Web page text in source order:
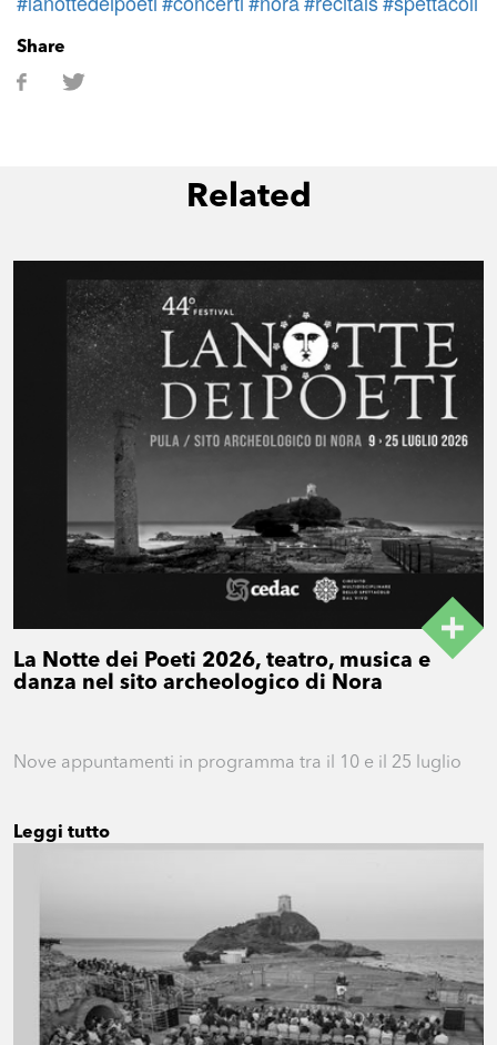
Share
Related
La Notte dei Poeti 2026, teatro, musica e
danza nel sito archeologico di Nora
Nove appuntamenti in programma tra il 10 e il 25 luglio
Leggi tutto